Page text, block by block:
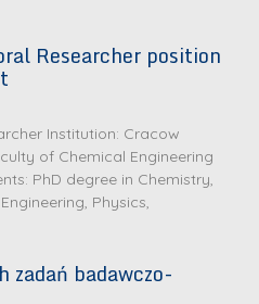
Researcher position
Institution: Cracow
of Chemical Engineering
PhD degree in Chemistry,
Physics,
zadań badawczo-